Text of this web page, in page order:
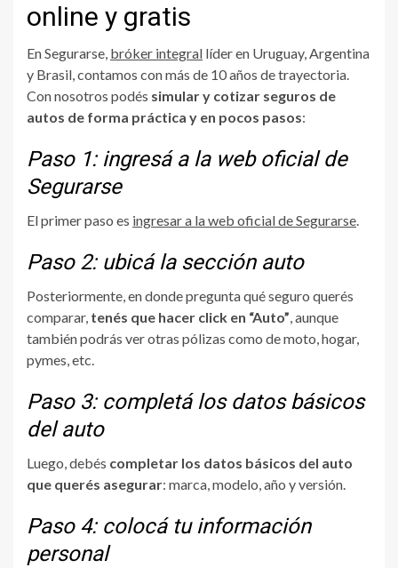
online y gratis
En Segurarse, bróker integral líder en Uruguay, Argentina
y Brasil, contamos con más de 10 años de trayectoria.
Con nosotros podés simular y cotizar seguros de
autos de forma práctica y en pocos pasos:
Paso 1: ingresá a la web oficial de
Segurarse
El primer paso es ingresar a la web oficial de Segurarse.
Paso 2: ubicá la sección auto
Posteriormente, en donde pregunta qué seguro querés
comparar, tenés que hacer click en “Auto”, aunque
también podrás ver otras pólizas como de moto, hogar,
pymes, etc.
Paso 3: completá los datos básicos
del auto
Luego, debés completar los datos básicos del auto
que querés asegurar: marca, modelo, año y versión.
Paso 4: colocá tu información
personal